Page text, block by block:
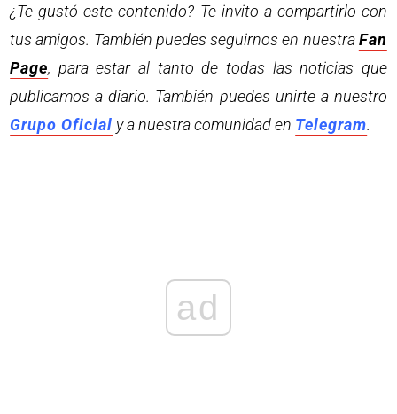
¿Te gustó este contenido? Te invito a compartirlo con
tus amigos. También puedes seguirnos en nuestraFan
Page, para estar al tanto de todas las noticias que
publicamos a diario. También puedes unirte a nuestro
Grupo Oficial y a nuestra comunidad en Telegram.
ad